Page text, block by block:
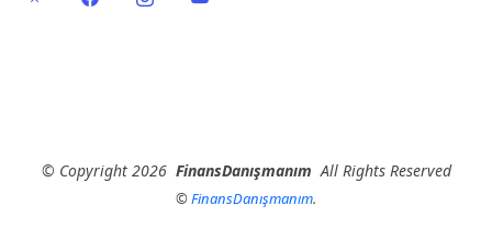
© Copyright2026 FinansDanışmanım All Rights Reserved
©FinansDanışmanım.